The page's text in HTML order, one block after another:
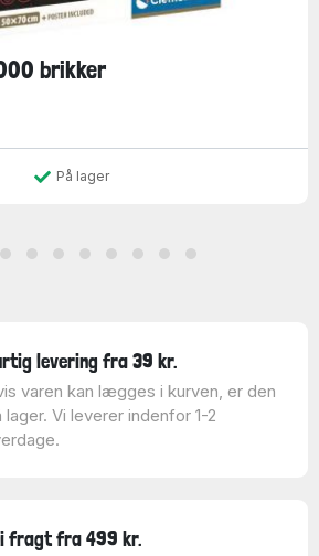
brikker
På lager
levering fra 39 kr.
varen kan lægges i kurven, er den
lager. Vi leverer indenfor 1-2
fragt fra 499 kr.